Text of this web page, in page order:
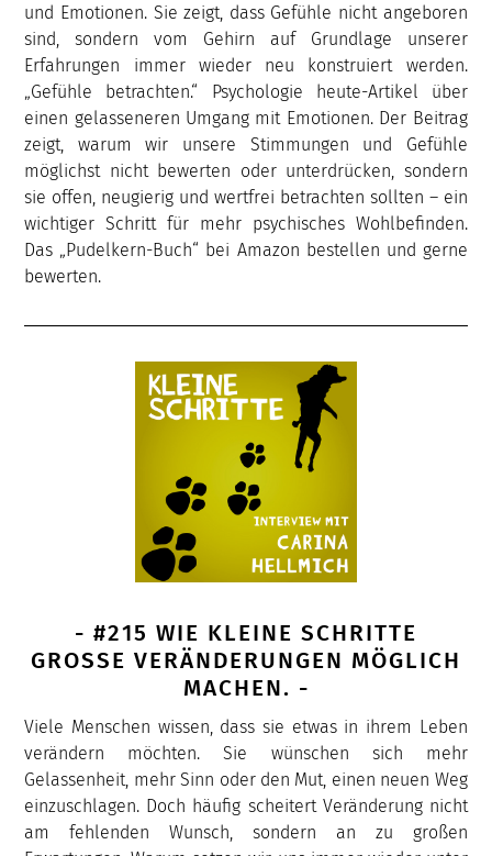
und Emotionen. Sie zeigt, dass Gefühle nicht angeboren
sind, sondern vom Gehirn auf Grundlage unserer
Erfahrungen immer wieder neu konstruiert werden.
„Gefühle betrachten.“ Psychologie heute-Artikel über
einen gelasseneren Umgang mit Emotionen. Der Beitrag
zeigt, warum wir unsere Stimmungen und Gefühle
möglichst nicht bewerten oder unterdrücken, sondern
sie offen, neugierig und wertfrei betrachten sollten – ein
wichtiger Schritt für mehr psychisches Wohlbefinden.
Das „Pudelkern-Buch“ bei Amazon bestellen und gerne
bewerten.
- #215 WIE KLEINE SCHRITTE
GROSSE VERÄNDERUNGEN MÖGLICH M
ACHEN. -
Viele Menschen wissen, dass sie etwas in ihrem Leben
verändern möchten. Sie wünschen sich mehr
Gelassenheit, mehr Sinn oder den Mut, einen neuen Weg
einzuschlagen. Doch häufig scheitert Veränderung nicht
am fehlenden Wunsch, sondern an zu großen